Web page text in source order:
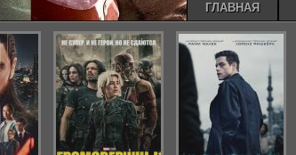
ГЛАВНАЯ